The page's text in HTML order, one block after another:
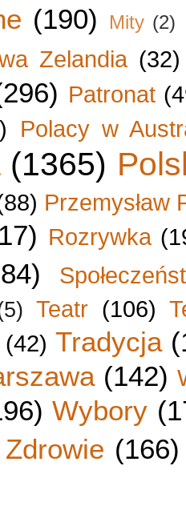
(190) Mity (2)
Zelandia (32)
Patronat
Polacy w
(1365)
Przemysław
Rozrywka
Teatr (106)
(42) Tradycja
(142)
Wybory
Zdrowie (166)